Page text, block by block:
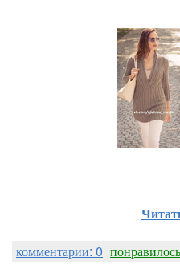
комментарии: 0